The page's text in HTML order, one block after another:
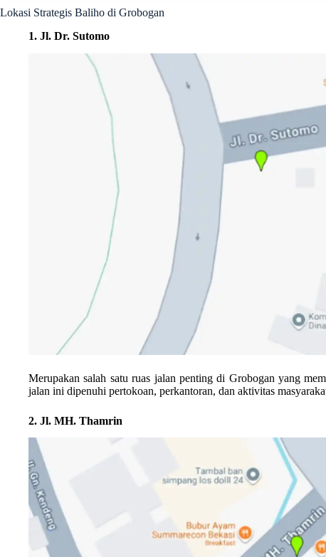
Lokasi Strategis Baliho di Grobogan
1. Jl. Dr. Sutomo
Merupakan salah satu ruas jalan penting di Grobogan yang
jalan ini dipenuhi pertokoan, perkantoran, dan aktivitas
2. Jl. MH. Thamrin